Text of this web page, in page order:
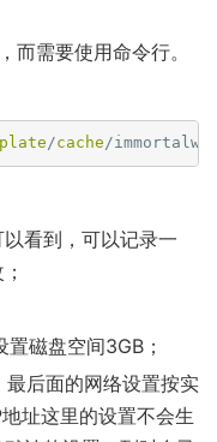
需要使用命令行。
/cache/
看到，可以记录一
磁盘空间3GB；
后面的网络设置按实
址这里的设置不会生